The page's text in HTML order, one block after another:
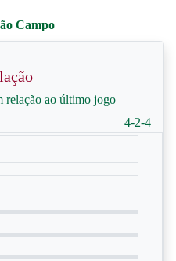
relação ao último jogo
4-2-4